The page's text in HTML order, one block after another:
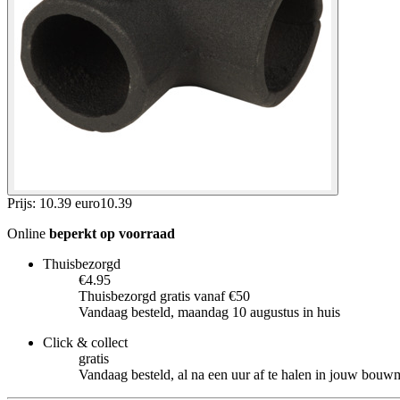
Prijs: 10.39 euro10.39
Online beperkt op voorraad
Thuisbezorgd
€4.95
Thuisbezorgd gratis vanaf €50
Vandaag besteld, maandag 10 augustus in huis
Click & collect
gratis
Vandaag besteld, al na een uur af te halen in jouw